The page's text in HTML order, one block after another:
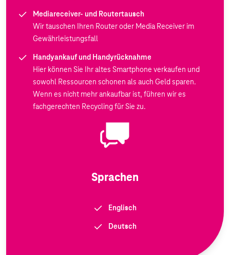
Mediareceiver- und Routertausch
Wir tauschen Ihren Router oder Media Receiver im
Gewährleistungsfall
Handyankauf und Handyrücknahme
Hier können Sie Ihr altes Smartphone verkaufen und
sowohl Ressourcen schonen als auch Geld sparen.
Wenn es nicht mehr ankaufbar ist, führen wir es
fachgerechten Recycling für Sie zu.
Sprachen
Englisch
Deutsch